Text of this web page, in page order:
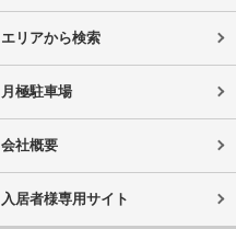
エリアから検索
月極駐車場
会社概要
入居者様専用サイト